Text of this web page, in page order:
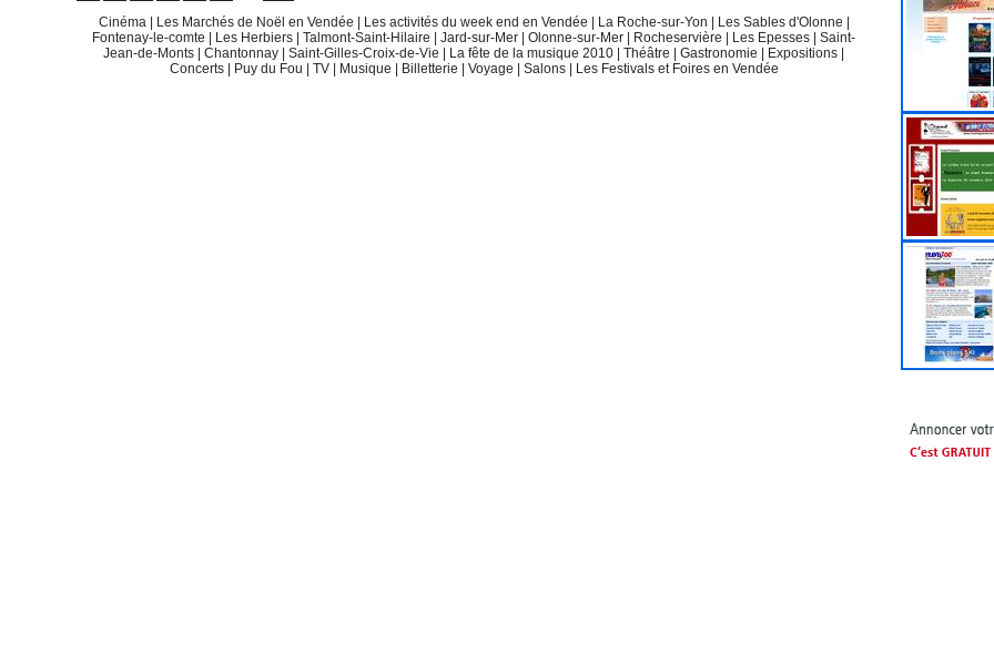
Cinéma Les Marchés de Noël en Vendée Les activités du week end en Vendée La Roche-sur-Yon Les Sables d'Olonne
Fontenay-le-comte
Les Herbiers Talmont-Saint-Hilaire Jard-sur-Mer Olonne-sur-Mer Rocheservière Les Epesses
Saint-
Jean-de-Monts
Chantonnay Saint-Gilles-Croix-de-Vie La fête de la musique 2010 Théâtre Gastronomie Expositions
Concerts
Puy du Fou TV Musique Billetterie Voyage Salons Les Festivals et Foires en Vendée